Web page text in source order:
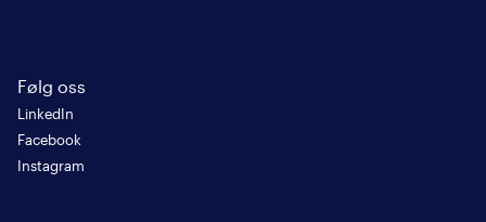
Følg oss
LinkedIn
Facebook
Instagram